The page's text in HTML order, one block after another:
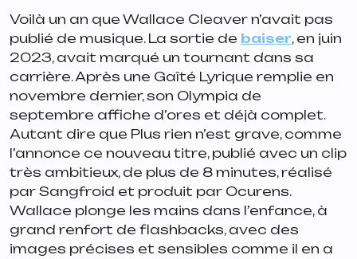
Voilà un an que Wallace Cleaver n’avait pas
publié de musique. La sortie de baiser, en juin
2023, avait marqué un tournant dans sa
carrière. Après une Gaîté Lyrique remplie en
novembre dernier, son Olympia de
septembre affiche d’ores et déjà complet.
Autant dire que Plus rien n’est grave, comme
l’annonce ce nouveau titre, publié avec un clip
très ambitieux, de plus de 8 minutes, réalisé
par Sangfroid et produit par Ocurens.
Wallace plonge les mains dans l’enfance, à
grand renfort de flashbacks, avec des
images précises et sensibles comme il en a